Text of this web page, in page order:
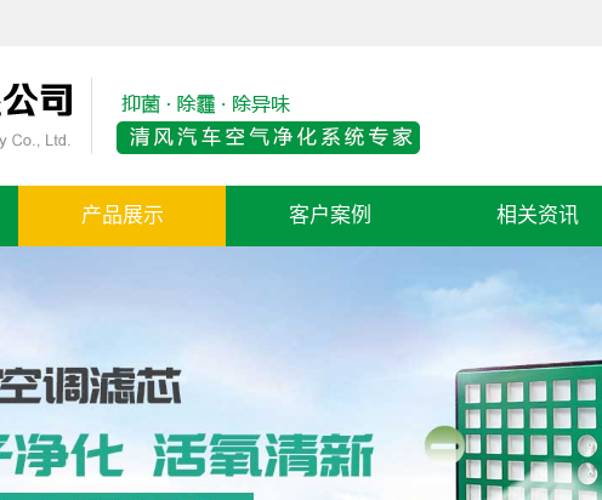
产品展示 客户案例 相关资讯